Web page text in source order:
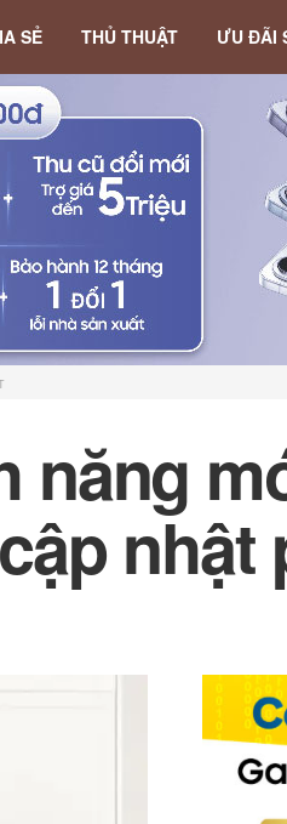
SẺ THỦ THUẬT ƯU ĐÃI
năng
nhật